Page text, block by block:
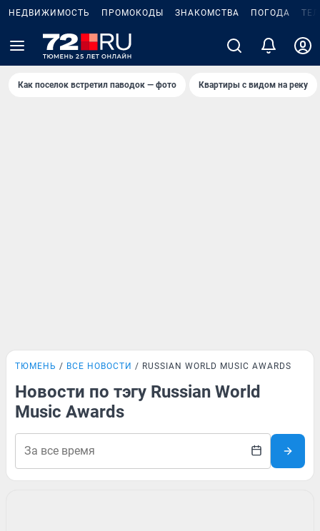
НЕДВИЖИМОСТЬ ПРОМОКОДЫ ЗНАКОМСТВА ПОГОДА
Как поселок встретил паводок — фото Квартиры с видом на реку
ТЮМЕНЬ ВСЕ НОВОСТИ RUSSIAN WORLD MUSIC AWARDS
Новости по тэгу Russian World
Music Awards